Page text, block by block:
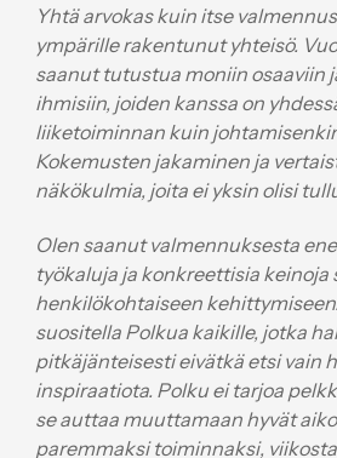
Yhtä arvokas kuin itse
ympärille rakentunut yhteisö.
saanut tutustua moniin osaaviin
ihmisiin, joiden kanssa on
liiketoiminnan kuin
Kokemusten jakaminen ja
näkökulmia, joita ei yksin olisi
Olen saanut valmennuksesta
työkaluja ja konkreettisia keinoja
henkilökohtaiseen
suositella Polkua kaikille, jotka
pitkäjänteisesti eivätkä etsi vain
inspiraatiota. Polku ei tarjoa
se auttaa muuttamaan hyvät
paremmaksi toiminnaksi,